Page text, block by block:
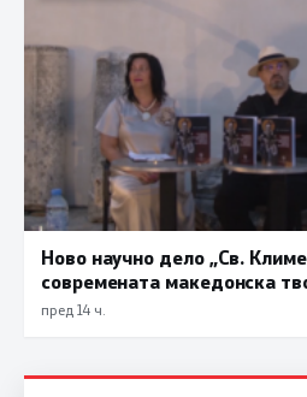
Ново научно дело „Св.
современата македонска
пред 14 ч.